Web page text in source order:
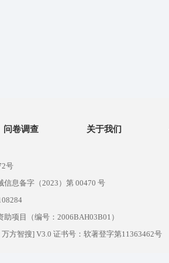
问卷调查 关于我们
号
息备字（2023）第 00470 号
项目（编号：2006BAH03B01）
方智搜] V3.0 证书号：软著登字第11363462号